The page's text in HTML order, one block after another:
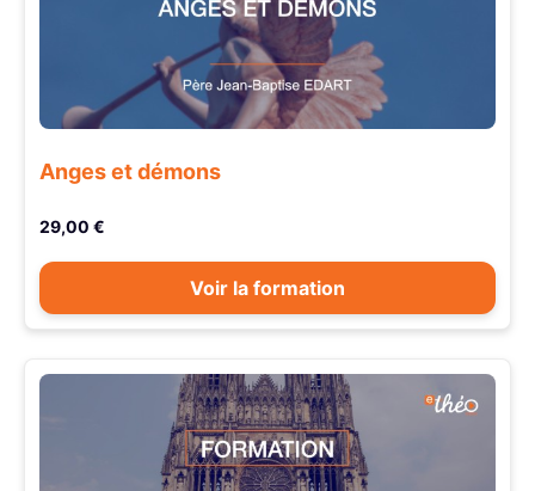
Anges et démons
29,00 €
Voir la formation